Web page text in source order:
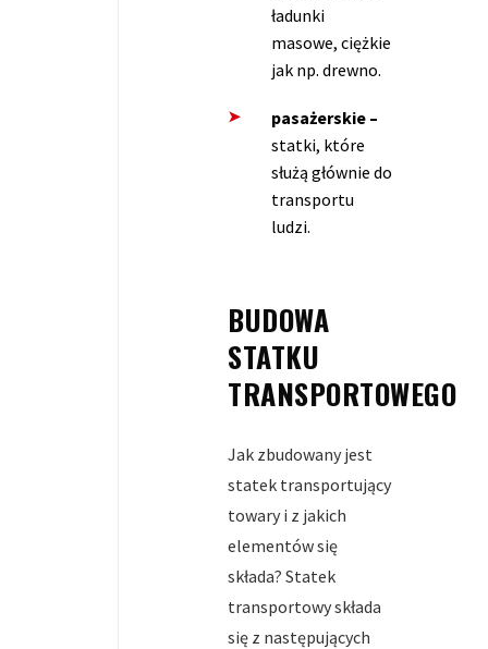
ładunki
masowe, ciężkie
jak np. drewno.
pasażerskie –
statki, które
służą głównie do
transportu
ludzi.
BUDOWA
STATKU
TRANSPORTOWEGO
Jak zbudowany jest
statek transportujący
towary i z jakich
elementów się
składa? Statek
transportowy składa
się z następujących